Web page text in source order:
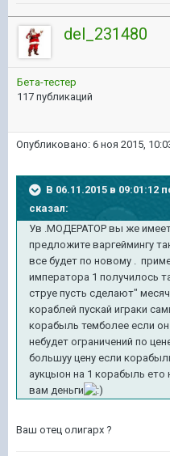
del_231480
Бета-тестер
117 публикаций
Опубликовано: 6 ноя 2015,
В 06.11.2015 в 09:01:12
сказал:
Ув .МОДЕРАТОР вы же
предложите варгеймингу
все будет по новому .
императора 1 получилось
струе пусть сделают"
кораблей пускай играки
корабыль темболее если
небудет ограничений по
большуу цену если
аукцыон на 1 корабыль ето
вам деньги
Ваш отец олигарх ?